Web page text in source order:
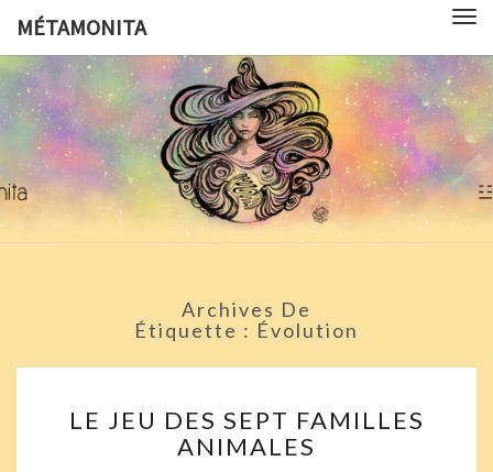
MÉTAMONITA
Pédagogie,
Arts
Visuels,
Sciences
Pop
Culture Et
Archives De
Étiquette : Évolution
JEU
DES
LE JEU DES SEPT FAMILLES
ANIMALES